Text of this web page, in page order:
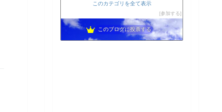
このカテゴリを全て表示
参加する
このブログに投票する